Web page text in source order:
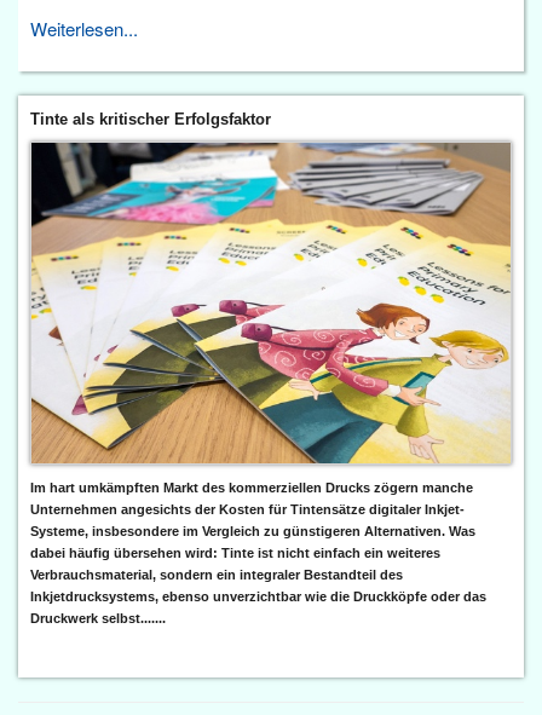
Weiterlesen...
Tinte als kritischer Erfolgsfaktor
Im hart umkämpften Markt des kommerziellen Drucks zögern manche
Unternehmen angesichts der Kosten für Tintensätze digitaler Inkjet-
Systeme, insbesondere im Vergleich zu günstigeren Alternativen. Was
dabei häufig übersehen wird: Tinte ist nicht einfach ein weiteres
Verbrauchsmaterial, sondern ein integraler Bestandteil des
Inkjetdrucksystems, ebenso unverzichtbar wie die Druckköpfe oder das
Druckwerk selbst.......